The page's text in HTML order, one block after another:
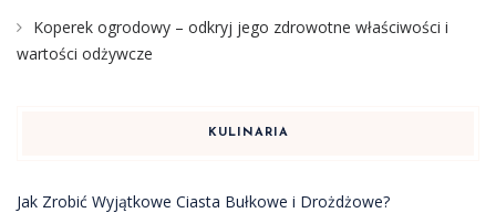
Koperek ogrodowy – odkryj jego zdrowotne właściwości i
wartości odżywcze
KULINARIA
Jak Zrobić Wyjątkowe Ciasta Bułkowe i Drożdżowe?